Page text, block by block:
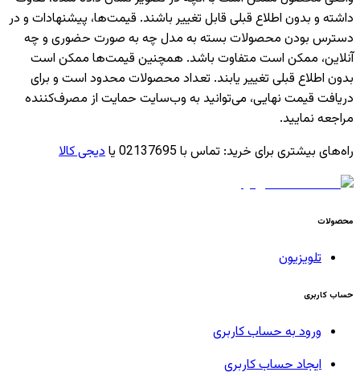
داشته و بدون اطلاع قبلی قابل تغییر باشند. قیمت‌ها، پیشنهادات و در
دسترس بودن محصولات بسته به مدل چه به صورت حضوری و چه
آنلاین، ممکن است متفاوت باشد. همچنین قیمت‌ها ممکن است
بدون اطلاع قبلی تغییر یابند. تعداد محصولات محدود است و برای
دریافت قیمت نهایی، می‌توانید به وب‌سایت حمایت از مصرف‌کننده
مراجعه نمایید.
راه‌های بیشتری برای خرید: تماس با 02137695 یا دیجی کالا
محصولات
تلویزیون
حساب کاربری
ورود به حساب کاربری
ایجاد حساب کاربری